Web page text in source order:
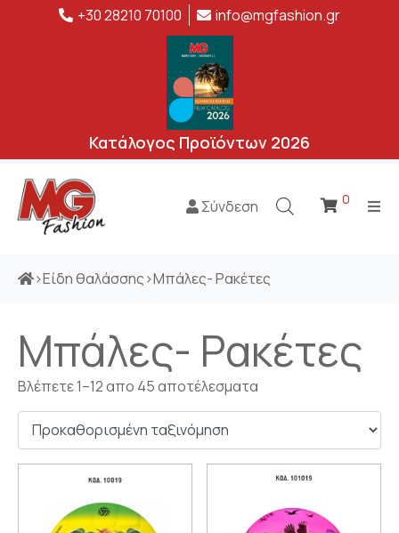
+30 28210 70100 info@mgfashion.gr
Κατάλογος Προϊόντων 2026
Σύνδεση 0
>Είδη θαλάσσης>Μπάλες- Ρακέτες
Μπάλες- Ρακέτες
Βλέπετε 1–12 απο 45 αποτέλεσματα